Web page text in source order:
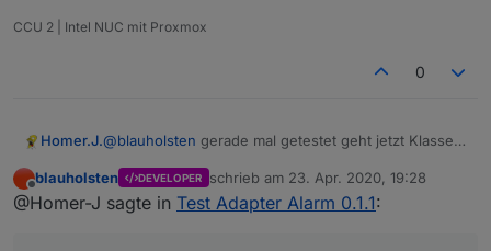
CCU 2 | Intel NUC mit Proxmox
0
Homer.J.@blauholsten gerade mal getestet geht jetzt Klasse
nicht aktiviert ist wird trotzdem die Sleep List und die
Alarm list getriggert. Soll das so sein.
Offline
blauholsten DEVELOPER schrieb am 23. Apr. 2020, 19:28
zuletzt editiert von
@Homer-J sagte in Test Adapter Alarm 0.1.1: